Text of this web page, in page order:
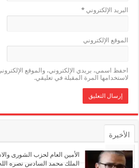
البريد الإلكتروني*
الموقع الإلكتروني
احفظ اسمي، بريدي الإلكتروني، والموقع
لاستخدامها المرة المقبلة في تعليقي.
الأخيرة
الأشهر
الأمين العام لحزب الشورى
الملك محمد السادس نصره الله